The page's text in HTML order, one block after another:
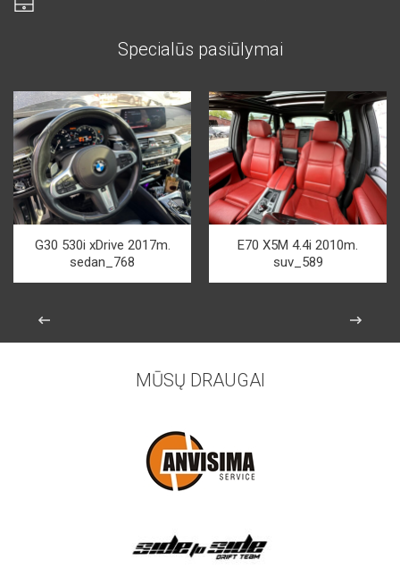
Specialūs pasiūlymai
G30 530i xDrive 2017m.
sedan_768
E70 X5M 4.4i 2010m.
suv_589
MŪSŲ DRAUGAI